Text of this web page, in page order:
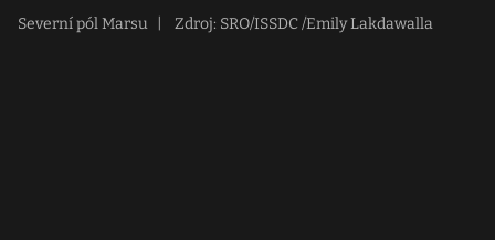
Severní pól Marsu Zdroj: SRO/ISSDC /Emily Lakdawalla